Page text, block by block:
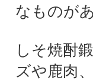
なものが
しそ焼酎
ズや鹿肉